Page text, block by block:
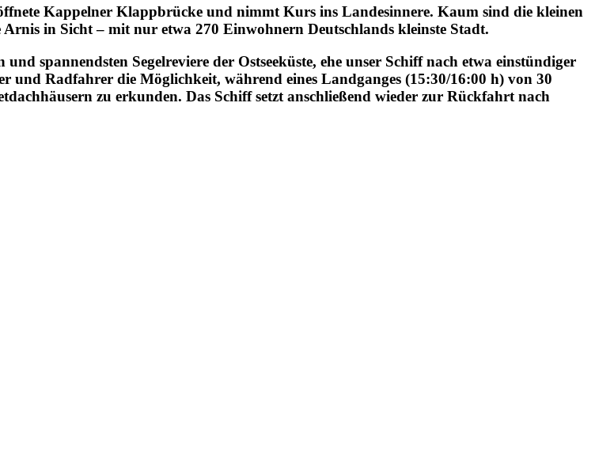
Kappelner Klappbrücke und nimmt Kurs ins Landesinnere. Kaum sind die kleinen
in Sicht – mit nur etwa 270 Einwohnern Deutschlands kleinste Stadt.
spannendsten Segelreviere der Ostseeküste, ehe unser Schiff nach etwa einstündiger
und Radfahrer die Möglichkeit, während eines Landganges (15:30/16:00 h) von 30
zu erkunden. Das Schiff setzt anschließend wieder zur Rückfahrt nach